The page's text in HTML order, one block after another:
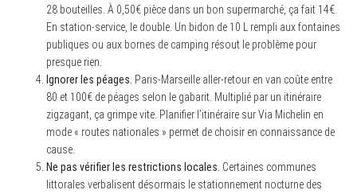
28 bouteilles. À 0,50€ pièce dans un bon supermarché, ça fait 14€.
En station-service, le double. Un bidon de 10 L rempli aux fontaines
publiques ou aux bornes de camping résout le problème pour
presque rien.
Ignorer les péages. Paris-Marseille aller-retour en van coûte entre
80 et 100€ de péages selon le gabarit. Multiplié par un itinéraire
zigzagant, ça grimpe vite. Planifier l’itinéraire sur Via Michelin en
mode « routes nationales » permet de choisir en connaissance de
cause.
Ne pas vérifier les restrictions locales. Certaines communes
littorales verbalisent désormais le stationnement nocturne des